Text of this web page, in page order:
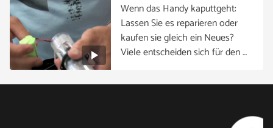
Wenn das Handy kaputtgeht:
Lassen Sie es reparieren oder
kaufen sie gleich ein Neues?
Viele entscheiden sich für den …